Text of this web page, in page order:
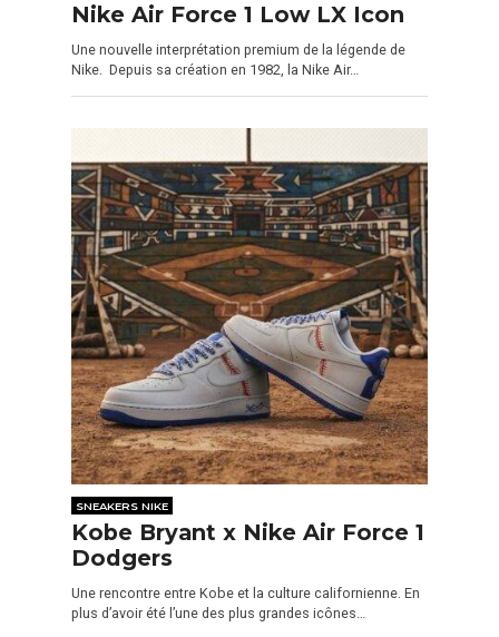
Nike Air Force 1 Low LX Icon
Une nouvelle interprétation premium de la légende de
Nike. Depuis sa création en 1982, la Nike Air…
SNEAKERS NIKE
Kobe Bryant x Nike Air Force 1
Dodgers
Une rencontre entre Kobe et la culture californienne. En
plus d’avoir été l’une des plus grandes icônes…